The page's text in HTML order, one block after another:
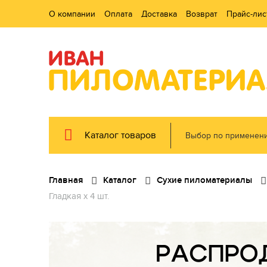
О компании Оплата Доставка Возврат Прайс-
Каталог товаров Выбор по
Главная Каталог Сухие пиломатериалы
Гладкая x 4 шт.